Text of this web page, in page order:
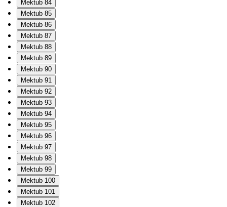
Mektub 84
Mektub 85
Mektub 86
Mektub 87
Mektub 88
Mektub 89
Mektub 90
Mektub 91
Mektub 92
Mektub 93
Mektub 94
Mektub 95
Mektub 96
Mektub 97
Mektub 98
Mektub 99
Mektub 100
Mektub 101
Mektub 102